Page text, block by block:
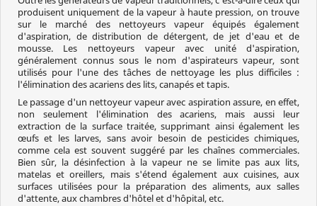
produisent uniquement de la vapeur à haute pression, on trouve
sur le marché des nettoyeurs vapeur équipés également
d'aspiration, de distribution de détergent, de jet d'eau et de
mousse. Les nettoyeurs vapeur avec unité d'aspiration,
généralement connus sous le nom d'aspirateurs vapeur, sont
utilisés pour l'une des tâches de nettoyage les plus difficiles :
l'élimination des acariens des lits, canapés et tapis.
Le passage d'un nettoyeur vapeur avec aspiration assure, en effet,
non seulement l'élimination des acariens, mais aussi leur
extraction de la surface traitée, supprimant ainsi également les
œufs et les larves, sans avoir besoin de pesticides chimiques,
comme cela est souvent suggéré par les chaînes commerciales.
Bien sûr, la désinfection à la vapeur ne se limite pas aux lits,
matelas et oreillers, mais s'étend également aux cuisines, aux
surfaces utilisées pour la préparation des aliments, aux salles
d'attente, aux chambres d'hôtel et d'hôpital, etc.